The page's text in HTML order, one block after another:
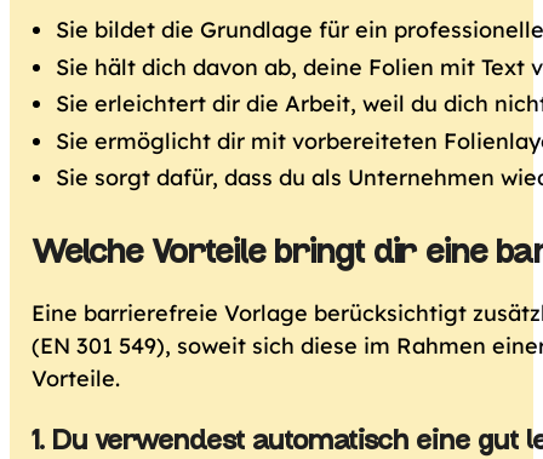
Sie bildet die Grundlage für ein
Sie hält dich davon ab, deine Folien mit Text
Sie erleichtert dir die Arbeit, weil du dich
Sie ermöglicht dir mit vorbereiteten
Sie sorgt dafür, dass du als Unternehmen
Welche Vorteile bringt dir eine
Eine barrierefreie Vorlage berücksichtigt
(EN 301 549), soweit sich diese im Rahmen
Vorteile.
1. Du verwendest automatisch eine gut